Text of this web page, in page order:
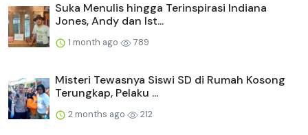
Suka Menulis hingga Terinspirasi Indiana
Jones, Andy dan Ist...
1 month ago 789
Misteri Tewasnya Siswi SD di Rumah Kosong
Terungkap, Pelaku ...
2 months ago 212